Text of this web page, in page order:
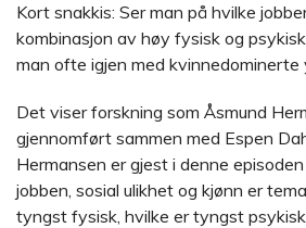
Kort snakkis: Ser man på hvilke
kombinasjon av høy fysisk og
man ofte igjen med kvinnedominerte
Det viser forskning som Åsmund
gjennomført sammen med Espen
Hermansen er gjest i denne
jobben, sosial ulikhet og kjønn er
tyngst fysisk, hvilke er tyngst